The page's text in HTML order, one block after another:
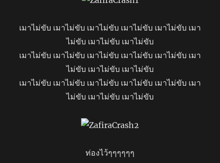
เมาไม่ขับ เมาไม่ขับ เมาไม่ขับ เมาไม่ขับ เมาไม่ขับ เมา
ไม่ขับ เมาไม่ขับ เมาไม่ขับ
เมาไม่ขับ เมาไม่ขับ เมาไม่ขับ เมาไม่ขับ เมาไม่ขับ เมา
ไม่ขับ เมาไม่ขับ เมาไม่ขับ
เมาไม่ขับ เมาไม่ขับ เมาไม่ขับ เมาไม่ขับ เมาไม่ขับ เมา
ไม่ขับ เมาไม่ขับ เมาไม่ขับ
ท่องไว้ๆๆๆๆๆๆ